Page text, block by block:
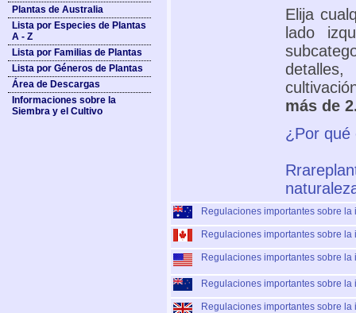
Plantas de Australia
Lista por Especies de Plantas
A - Z
Lista por Familias de Plantas
Lista por Géneros de Plantas
Área de Descargas
Informaciones sobre la
Siembra y el Cultivo
Elija
lado
más de
¿Por qué
Regulaciones importantes sobre
Regulaciones importantes sobre
Regulaciones importantes sobre
Regulaciones importantes sobre
Regulaciones importantes sobre